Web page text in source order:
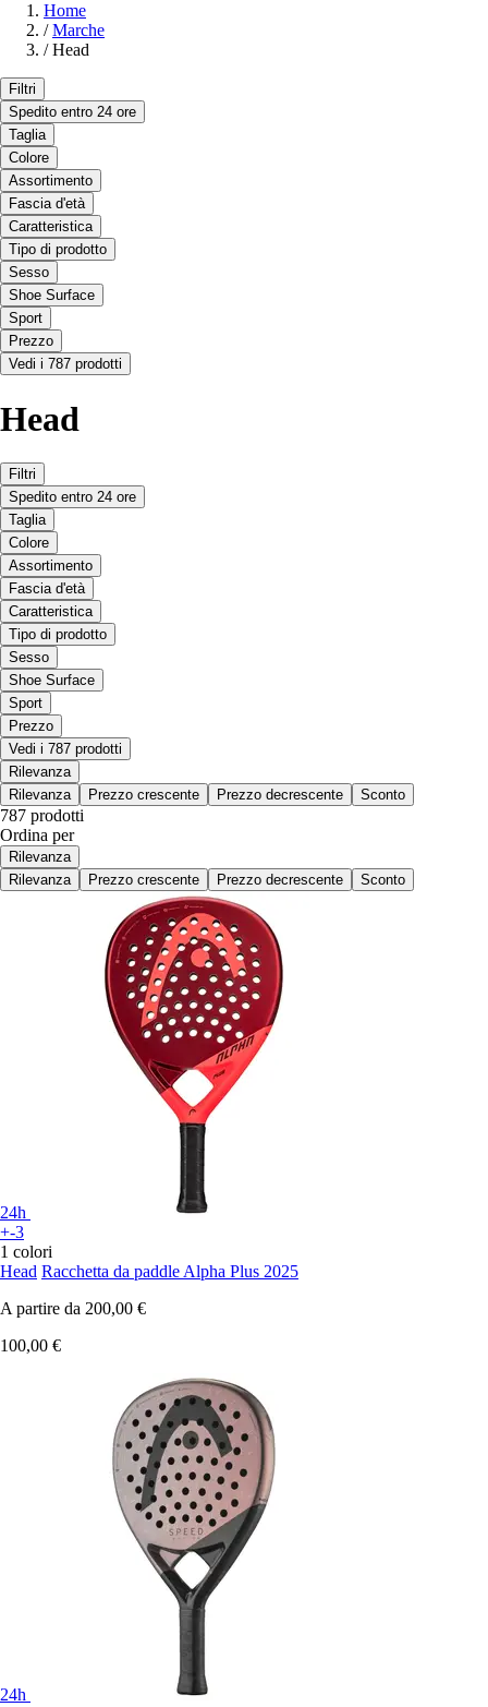
Home
/ Marche
/ Head
Filtri
Spedito entro 24 ore
Taglia
Colore
Assortimento
Fascia d'età
Caratteristica
Tipo di prodotto
Sesso
Shoe Surface
Sport
Prezzo
Vedi i 787 prodotti
Head
Filtri
Spedito entro 24 ore
Taglia
Colore
Assortimento
Fascia d'età
Caratteristica
Tipo di prodotto
Sesso
Shoe Surface
Sport
Prezzo
Vedi i 787 prodotti
Rilevanza
Rilevanza
Prezzo crescente Prezzo decrescente Sconto
787 prodotti
Ordina per
Rilevanza
Rilevanza
Prezzo crescente Prezzo decrescente Sconto
24h
+-3
1 colori
Head Racchetta da paddle Alpha Plus 2025
A partire da 200,00 €
100,00 €
24h